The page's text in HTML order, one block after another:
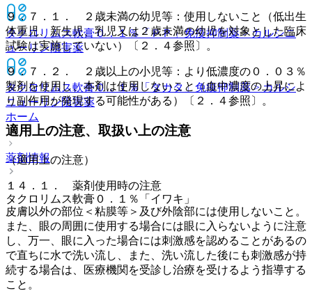
タクロリムス軟膏０．１％「ＰＰ」免疫抑制薬 > カルシニ
ューリン阻害薬
タクロリムス軟膏０．１％「タカタ」 免疫抑制薬 > カルシ
ニューリン阻害薬
ホーム
薬剤情報
タクロリムス軟膏０．１％「イワキ」
９．７．１． ２歳未満の幼児等：使用しないこと（低出生
体重児、新生児、乳児又は２歳未満の幼児を対象とした臨床
試験は実施していない）〔２．４参照〕。
９．７．２． ２歳以上の小児等：より低濃度の０．０３％
製剤を使用し、本剤は使用しないこと（血中濃度の上昇によ
り副作用が発現する可能性がある）〔２．４参照〕。
適用上の注意、取扱い上の注意
（適用上の注意）
１４．１． 薬剤使用時の注意
皮膚以外の部位＜粘膜等＞及び外陰部には使用しないこと。
また、眼の周囲に使用する場合には眼に入らないように注意
し、万一、眼に入った場合には刺激感を認めることがあるの
で直ちに水で洗い流し、また、洗い流した後にも刺激感が持
続する場合は、医療機関を受診し治療を受けるよう指導する
こと。